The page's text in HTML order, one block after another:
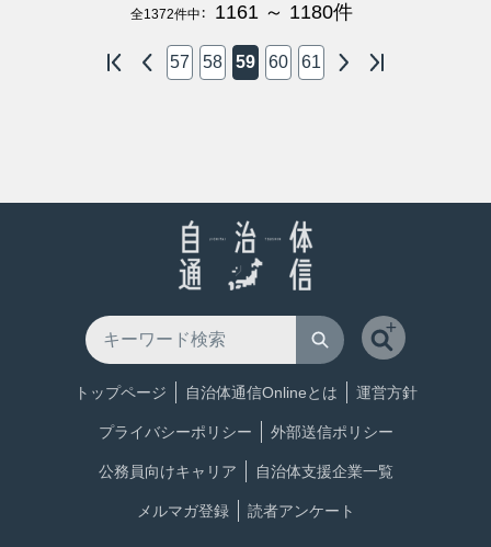
全1372件中： 1161 ～ 1180件
57 58 59 60 61
トップページ 自治体通信Onlineとは 運営方針
プライバシーポリシー 外部送信ポリシー
公務員向けキャリア 自治体支援企業一覧
メルマガ登録 読者アンケート